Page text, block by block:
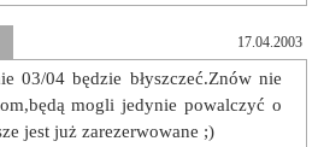
17.04.2003
03/04 będzie błyszczeć.Znów nie
mogli jedynie powalczyć o
jest już zarezerwowane ;)